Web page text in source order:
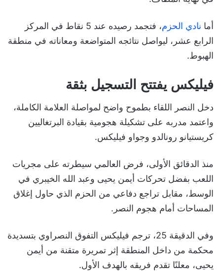
أما نادي الحزم
، فتجمد رصيده عند 5 نقاط في المركز
الرابع عشر، ليواصل نتائجه المتواضعة ومعاناته في منطقة
الهبوط.
فيليكس يفتتح التسجيل بثقة
دخل النصر اللقاء بطموح واضح لمواصلة العلامة الكاملة،
واعتمد مدربه على تشكيلة هجومية بقيادة البرتغاليين
كريستيانو رونالدو وجواو فيليكس.
منذ الدقائق الأولى، فرض العالمي سيطرته على مجريات
اللعب بفضل تحركات أيمن يحيى وعبد الله الخيبري في
الوسط، مقابل تراجع دفاعي من الحزم الذي حاول إغلاق
المساحات أمام هجوم النصر.
وفي الدقيقة 25، ترجم فيليكس التفوق النصراوي بتسديدة
محكمة من داخل المنطقة إثر تمريرة متقنة من أيمن
يحيى، معلنًا تقدم فريقه بالهدف الأول.